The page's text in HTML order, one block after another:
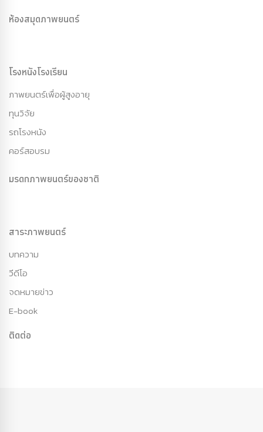
ห้องสมุดภาพยนตร์
โรงหนังโรงเรียน
ภาพยนตร์เพื่อผู้สูงอายุ
ทุนวิจัย
รถโรงหนัง
คอร์สอบรม
มรดกภาพยนตร์ของชาติ
สาระภาพยนตร์
บทความ
วีดีโอ
จดหมายข่าว
E-book
ติดต่อ